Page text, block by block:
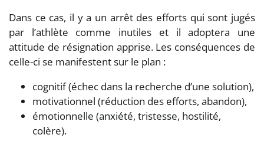
Dans ce cas, il y a un arrêt des efforts qui sont jugés
par l’athlète comme inutiles et il adoptera une
attitude de résignation apprise. Les conséquences de
celle-ci se manifestent sur le plan :
cognitif (échec dans la recherche d’une solution),
motivationnel (réduction des efforts, abandon),
émotionnelle (anxiété, tristesse, hostilité,
colère).